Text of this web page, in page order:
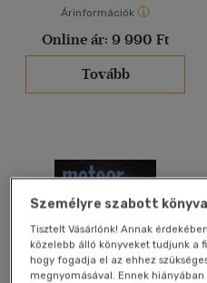
Vélemény szerint
(17)
(947)
Árinformációk
Online ár: 9 990 Ft
Tovább
Személyre szabott
Tisztelt Vásárlónk! Annak
közelebb álló könyveket tudjunk a
hogy fogadja el az ehhez
megnyomásával. Ennek